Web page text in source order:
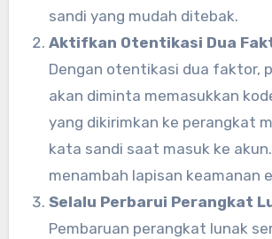
sandi yang mudah ditebak.
Aktifkan Otentikasi Dua
Dengan otentikasi dua faktor,
akan diminta memasukkan
yang dikirimkan ke perangkat
kata sandi saat masuk ke
menambah lapisan keamanan
Selalu Perbarui Perangkat
Pembaruan perangkat lunak